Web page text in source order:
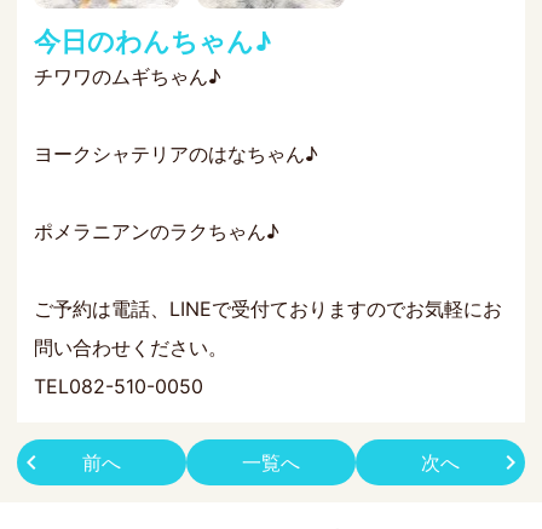
今日のわんちゃん♪
チワワのムギちゃん♪
ヨークシャテリアのはなちゃん♪
ポメラニアンのラクちゃん♪
ご予約は電話、LINEで受付ておりますのでお気軽にお
問い合わせください。
TEL082-510-0050
前へ 次へ
一覧へ